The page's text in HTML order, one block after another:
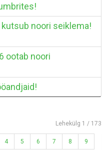
noori seiklema!
ootab noori
Lehekülg 1 / 173
4 5 6 7 8 9